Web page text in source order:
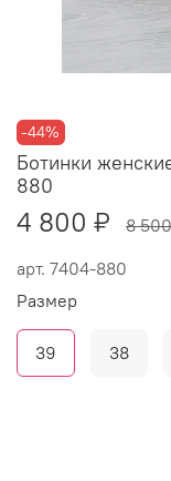
-44%
арт. 7404-880
Ботинки
880
4 800 ₽ 8
Размер
39 38